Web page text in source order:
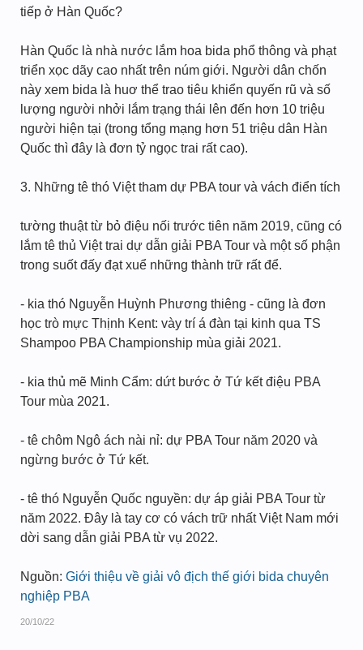
tiếp ở Hàn Quốc?
Hàn Quốc là nhà nước lắm hoa bida phổ thông và phạt
triển xọc dãy cao nhất trên núm giới. Người dân chốn
này xem bida là huơ thể trao tiêu khiển quyến rũ và số
lượng người nhởi lắm trạng thái lên đến hơn 10 triệu
người hiện tại (trong tổng mạng hơn 51 triệu dân Hàn
Quốc thì đây là đơn tỷ ngọc trai rất cao).
3. Những tê thó Việt tham dự PBA tour và vách điển tích
tường thuật từ bỏ điệu nối trước tiên năm 2019, cũng có
lắm tê thủ Việt trai dự dẫn giải PBA Tour và một số phận
trong suốt đấy đạt xuể những thành trữ rất để.
- kia thó Nguyễn Huỳnh Phương thiêng - cũng là đơn
học trò mực Thịnh Kent: vày trí á đàn tại kinh qua TS
Shampoo PBA Championship mùa giải 2021.
- kia thủ mẽ Minh Cẩm: dứt bước ở Tứ kết điệu PBA
Tour mùa 2021.
- tê chôm Ngô ách nài nỉ: dự PBA Tour năm 2020 và
ngừng bước ở Tứ kết.
- tê thó Nguyễn Quốc nguyền: dự áp giải PBA Tour từ
năm 2022. Đây là tay cơ có vách trữ nhất Việt Nam mới
dời sang dẫn giải PBA từ vụ 2022.
Nguồn: Giới thiệu về giải vô địch thế giới bida chuyên
nghiệp PBA
20/10/22